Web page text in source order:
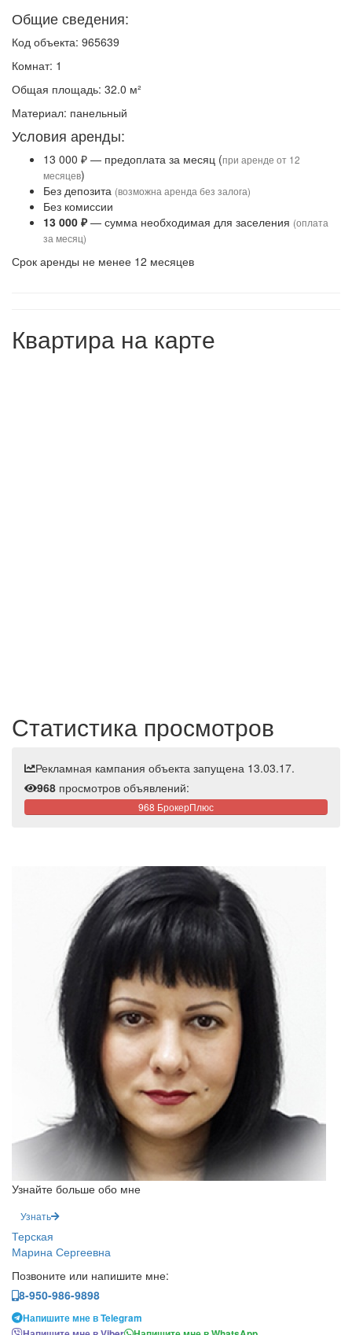
Общие сведения:
Код объекта: 965639
Комнат: 1
Общая площадь: 32.0 м²
Материал: панельный
Условия аренды:
13 000 ₽ — предоплата за месяц (при аренде от 12
месяцев)
Без депозита (возможна аренда без залога)
Без комиссии
13 000 ₽— сумма необходимая для заселения (оплата
за месяц)
Срок аренды не менее 12 месяцев
Квартира на карте
Статистика просмотров
Рекламная кампания объекта запущена 13.03.17.
968 просмотров объявлений:
968 БрокерПлюс
Узнайте больше обо мне
Узнать
Терская
Марина Сергеевна
Позвоните или напишите мне:
8-950-986-9898
Напишите мне в Telegram